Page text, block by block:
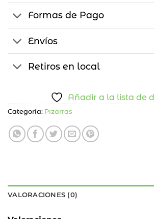
Formas de Pago
Envíos
Retiros en local
Añadir a la lista de
Categoría: Pizarras
VALORACIONES (0)